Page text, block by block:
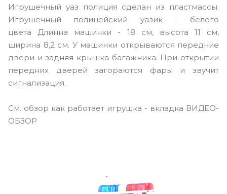
Игрушечный уаз полиция сделан из пластмассы.
Игрушечный полицейский уазик - белого
цвета Длинна машинки - 18 см, высота 11 см,
ширина 8,2 см. У машинки открываются передние
двери и задняя крышка багажника. При открытии
передних дверей загораются фары и звучит
сигнализация.
См. обзор как работает игрушка - вкладка ВИДЕО-
ОБЗОР